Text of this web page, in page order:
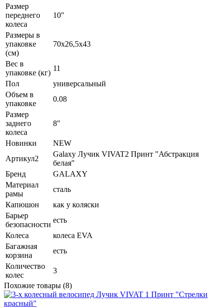
Размер
переднего
колеса
10"
Размеры в
упаковке
(см)
70х26,5х43
Вес в
упаковке (кг)
11
Пол
универсальный
Объем в
упаковке
0.08
Размер
заднего
колеса
8"
Новинки
NEW
Артикул2
Galaxy Лучик VIVAT2 Принт "Абстракция
белая"
Бренд
GALAXY
Материал
рамы
сталь
Капюшон
как у коляски
Барьер
безопасности
есть
Колеса
колеса EVA
Багажная
корзина
есть
Количество
колес
3
Похожие товары (8)